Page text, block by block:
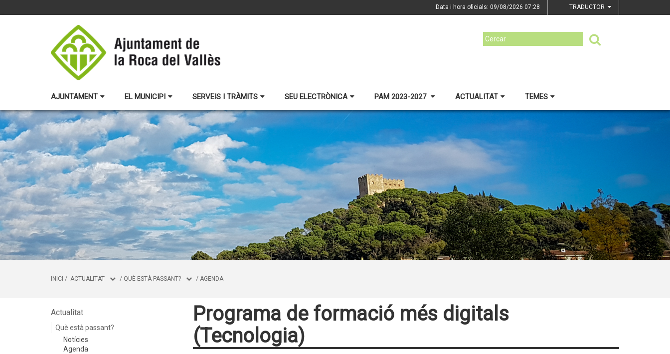
Data i hora oficials: 09/08/2026 07:28 TRADUCTOR
AJUNTAMENT EL MUNICIPI SERVEIS I TRÀMITS SEU ELECTRÒNICA PAM 2023-2027 ACTUALITAT TEMES
INICI / ACTUALITAT / QUÈ ESTÀ PASSANT? / AGENDA
Actualitat
Què està passant?
Notícies
Agenda
Programa de formació més digitals
(Tecnologia)